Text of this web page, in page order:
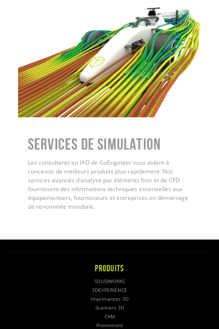
Services de simulation
Les consultants en IAO de GoEngineer vous aident à
concevoir de meilleurs produits plus rapidement. Nos
services avancés d'analyse par éléments finis et de CFD
fournissent des informations techniques essentielles aux
équipementiers, fournisseurs et entreprises en démarrage
de renommée mondiale.
PRODUITS
SOLIDWORKS
3DEXPERIENCE
Imprimantes 3D
Scanners 3D
CAM
Promotions